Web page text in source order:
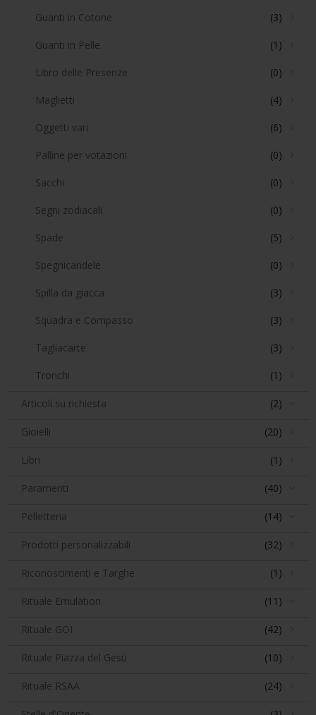
Guanti in Cotone (3)
Guanti in Pelle (1)
Libro delle Presenze (0)
Maglietti (4)
Oggetti vari (6)
Palline per votazioni (0)
Sacchi (0)
Segni zodiacali (0)
Spade (5)
Spegnicandele (0)
Spilla da giacca (3)
Squadra e Compasso (3)
Tagliacarte (3)
Tronchi (1)
Articoli su richiesta (2)
Gioielli (20)
Libri (1)
Paramenti (40)
Pelletteria (14)
Prodotti personalizzabili (32)
Riconoscimenti e Targhe (1)
Rituale Emulation (11)
Rituale GOI (42)
Rituale Piazza del Gesù (10)
Rituale RSAA (24)